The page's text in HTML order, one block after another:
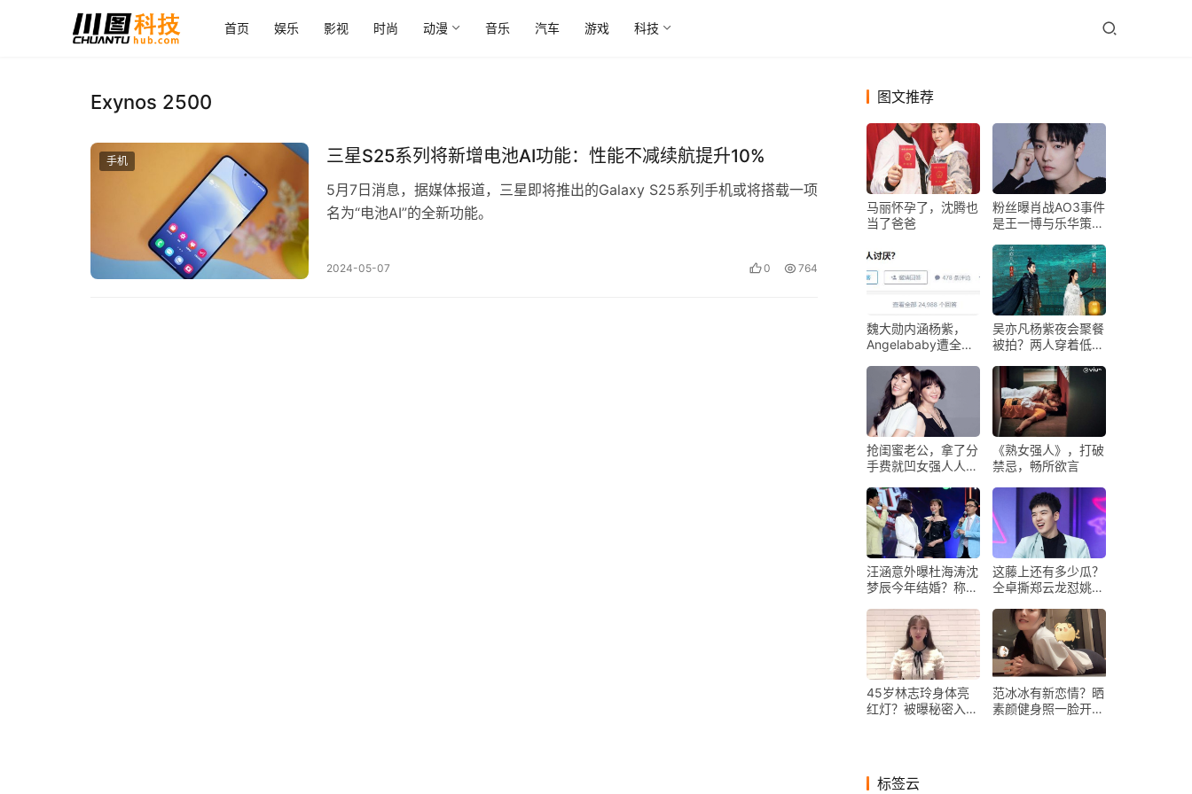
首页 娱乐 影视 时尚 动漫 音乐 汽车 游戏 科技
Exynos 2500
手机 三星S25系列将新增电池AI功能：性能不减续航提升10%
5月7日消息，据媒体报道，三星即将推出的Galaxy S25系列手机或将搭载一项
名为“电池AI”的全新功能。
2024-05-07 0 764
图文推荐
马丽怀孕了，沈腾也
当了爸爸
粉丝曝肖战AO3事件
是王一博与乐华策
不罢休
魏大勋内涵杨紫，
Angelababy遭全网
当幽默
吴亦凡杨紫夜会聚餐
被拍？两人穿着低
不和传闻
抢闺蜜老公，拿了分
手费就凹女强人人
了
《熟女强人》，打破
禁忌，畅所欲言
汪涵意外曝杜海涛沈
梦辰今年结婚？称新
这藤上还有多少瓜？
仝卓撕郑云龙怼姚
一人
45岁林志玲身体亮
红灯？被曝秘密入院
范冰冰有新恋情？晒
素颜健身照一脸开
标签云